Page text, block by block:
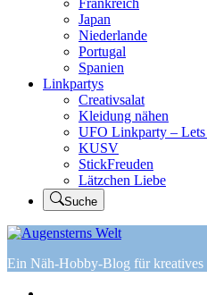
Japan
Niederlande
Portugal
Spanien
Linkpartys
Creativsalat
Kleidung nähen
UFO Linkparty –
KUSV
StickFreuden
Lätzchen Liebe
Suche
Ein Näh-Hobby-Blog für kreatives